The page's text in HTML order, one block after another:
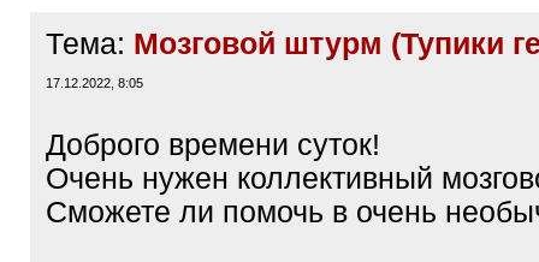
Тема: Мозговой штурм (Тупики
17.12.2022, 8:05
Доброго времени суток!
Очень нужен коллективный
Сможете ли помочь в очень